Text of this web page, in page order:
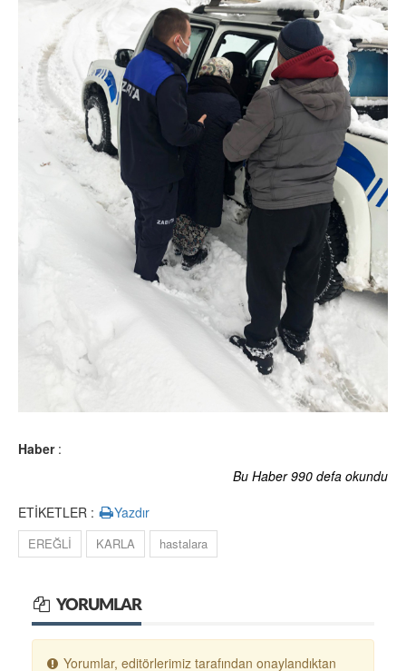
Haber:
Bu Haber 990 defa okundu
ETİKETLER :
Yazdır
EREĞLİ KARLA hastalara
YORUMLAR
Yorumlar, editörlerimiz tarafından onaylandıktan